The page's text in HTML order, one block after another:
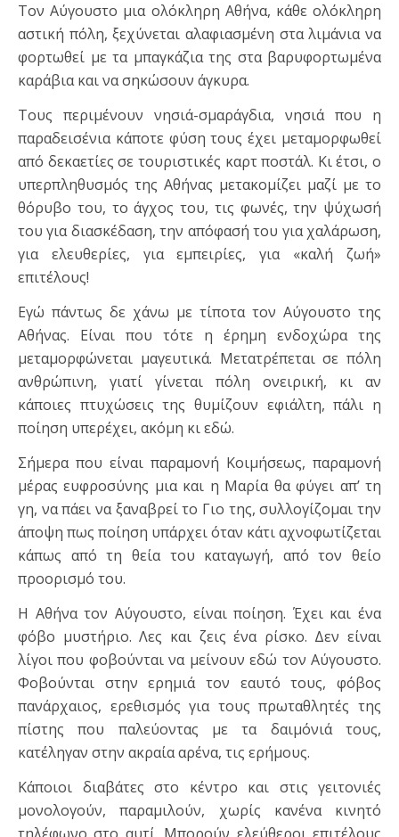
Τον Αύγουστο μια ολόκληρη Αθήνα, κάθε ολόκληρη
αστική πόλη, ξεχύνεται αλαφιασμένη στα λιμάνια να
φορτωθεί με τα μπαγκάζια της στα βαρυφορτωμένα
καράβια και να σηκώσουν άγκυρα.
Τους περιμένουν νησιά-σμαράγδια, νησιά που η
παραδεισένια κάποτε φύση τους έχει μεταμορφωθεί
από δεκαετίες σε τουριστικές καρτ ποστάλ. Κι έτσι, ο
υπερπληθυσμός της Αθήνας μετακομίζει μαζί με το
θόρυβο του, το άγχος του, τις φωνές, την ψύχωσή
του για διασκέδαση, την απόφασή του για χαλάρωση,
για ελευθερίες, για εμπειρίες, για «καλή ζωή»
επιτέλους!
Εγώ πάντως δε χάνω με τίποτα τον Αύγουστο της
Αθήνας. Είναι που τότε η έρημη ενδοχώρα της
μεταμορφώνεται μαγευτικά. Μετατρέπεται σε πόλη
ανθρώπινη, γιατί γίνεται πόλη ονειρική, κι αν
κάποιες πτυχώσεις της θυμίζουν εφιάλτη, πάλι η
ποίηση υπερέχει, ακόμη κι εδώ.
Σήμερα που είναι παραμονή Κοιμήσεως, παραμονή
μέρας ευφροσύνης μια και η Μαρία θα φύγει απ’ τη
γη, να πάει να ξαναβρεί το Γιο της, συλλογίζομαι την
άποψη πως ποίηση υπάρχει όταν κάτι αχνοφωτίζεται
κάπως από τη θεία του καταγωγή, από τον θείο
προορισμό του.
Η Αθήνα τον Αύγουστο, είναι ποίηση. Έχει και ένα
φόβο μυστήριο. Λες και ζεις ένα ρίσκο. Δεν είναι
λίγοι που φοβούνται να μείνουν εδώ τον Αύγουστο.
Φοβούνται στην ερημιά τον εαυτό τους, φόβος
πανάρχαιος, ερεθισμός για τους πρωταθλητές της
πίστης που παλεύοντας με τα δαιμόνιά τους,
κατέληγαν στην ακραία αρένα, τις ερήμους.
Κάποιοι διαβάτες στο κέντρο και στις γειτονιές
μονολογούν, παραμιλούν, χωρίς κανένα κινητό